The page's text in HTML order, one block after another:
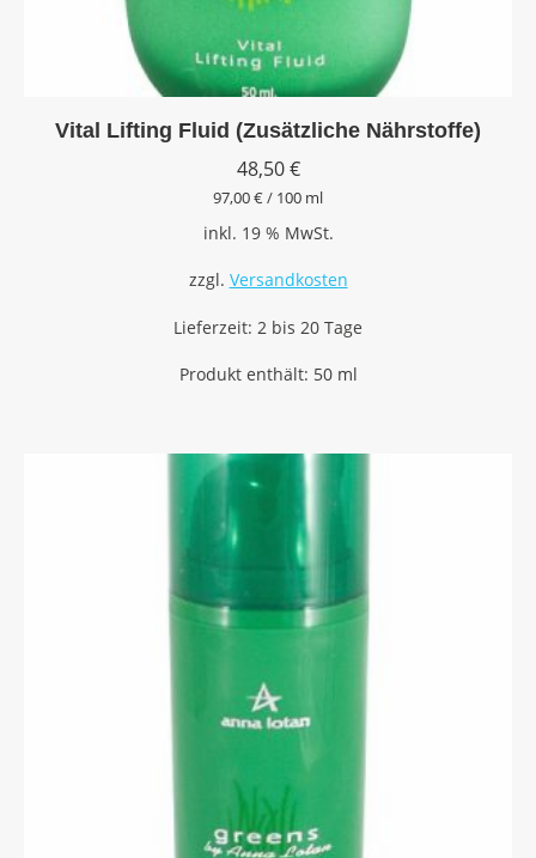
Vital Lifting Fluid (Zusätzliche Nährstoffe)
48,50€
97,00€/ 100 ml
inkl. 19 % MwSt.
zzgl. Versandkosten
Lieferzeit: 2 bis 20 Tage
Produkt enthält: 50 ml